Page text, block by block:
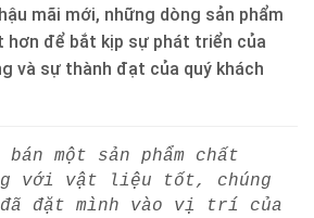
mãi mới, những dòng sản phẩm
để bắt kịp sự phát triển của
và sự thành đạt của quý khách
bán một sản phẩm chất
với vật liệu tốt, chúng
đặt mình vào vị trí của